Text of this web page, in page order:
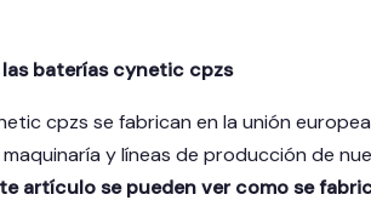
las baterías cynetic cpzs
cpzs se fabrican en la unión
y líneas de producción de
artículo se pueden ver como se